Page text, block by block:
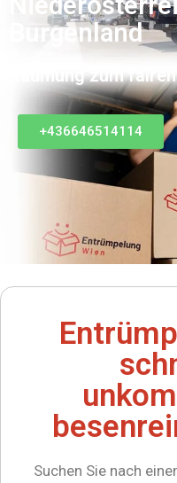
Burgenland
Räumung zum
+436646514114
Suchen Sie nach